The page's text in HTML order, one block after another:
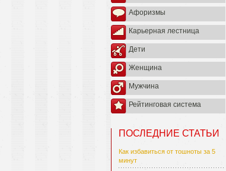
Афоризмы
Карьерная лестница
Дети
Женщина
Мужчина
Рейтинговая система
ПОСЛЕДНИЕ СТАТЬИ
Как избавиться от тошноты за 5
минут